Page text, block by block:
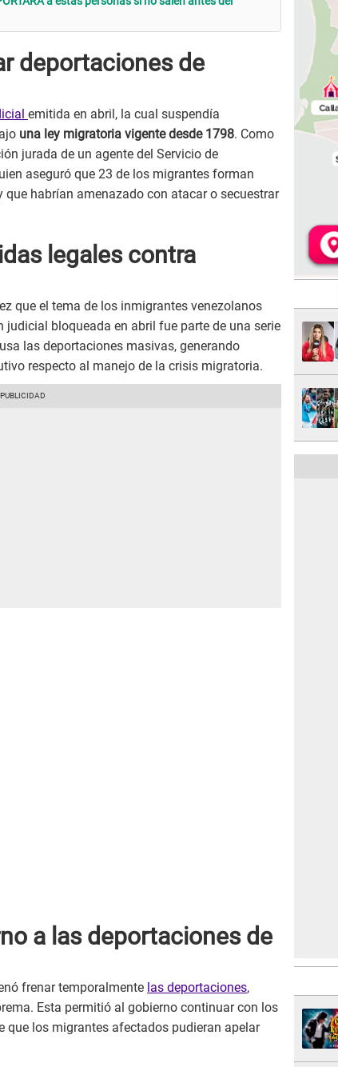
deportaciones de
emitida en abril, la cual suspendía
una ley migratoria vigente desde 1798. Como
jurada de un agente del Servicio de
aseguró que 23 de los migrantes forman
que habrían amenazado con atacar o secuestrar
legales contra
que el tema de los inmigrantes venezolanos
judicial bloqueada en abril fue parte de una serie
las deportaciones masivas, generando
respecto al manejo de la crisis migratoria.
a las deportaciones de
frenar temporalmente las deportaciones,
Esta permitió al gobierno continuar con los
que los migrantes afectados pudieran apelar